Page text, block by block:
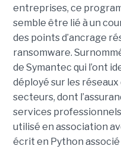
entreprises, ce
semble être lié à un
des points d’ancrage
ransomware.
de Symantec qui l’ont
déployé sur les
secteurs, dont
services
utilisé en association
écrit en Python